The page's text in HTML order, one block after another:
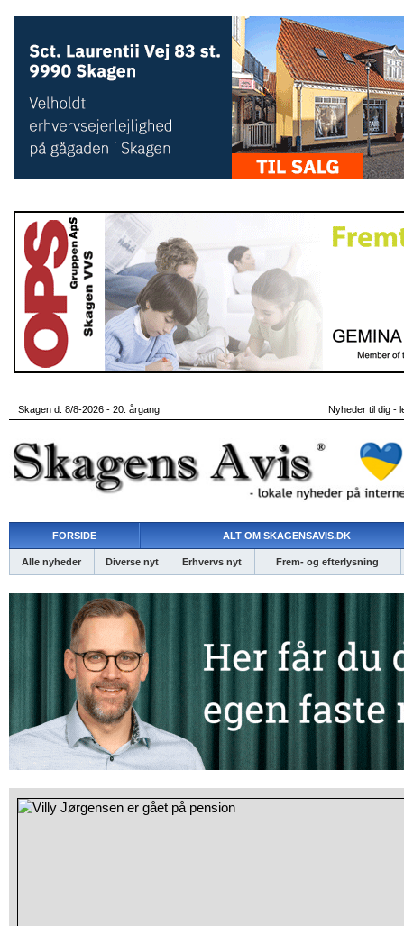
Skagen d. 8/8-2026 - 20. årgang Nyheder til dig -
FORSIDE ALT OM SKAGENSAVIS.DK
Alle nyheder Diverse nyt Erhvervs nyt Frem- og efterlysning